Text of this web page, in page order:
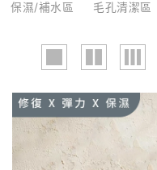
保濕/補水區
毛孔清潔區